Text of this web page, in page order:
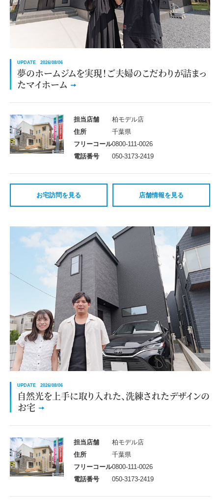
UPDATE 2026/08/06
夢のホームジムを実現！ご夫婦のこだわりが詰まっ
たマイホーム
担当店舗
柏モデル店
住所
千葉県
フリーコール0800-111-0026
電話番号
050-3173-2419
お宅訪問を見る 店舗情報を見る
UPDATE 2026/08/06
自然光を上手に取り入れた、洗練されたデザインの
お宅
担当店舗
柏モデル店
住所
千葉県
フリーコール0800-111-0026
電話番号
050-3173-2419